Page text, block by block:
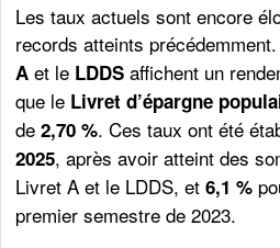
Les taux actuels sont encore
records atteints
A et le LDDS affichent un
que le Livret d’épargne
de2,70 %. Ces taux ont été
2025, après avoir atteint des
Livret A et le LDDS, et6,1 %
premier semestre de 2023.